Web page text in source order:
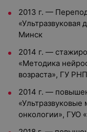
2013 г. —
Минск
2014 г. —
«Методика
возраста», ГУ
2014 г. —
онкологии», ГУО